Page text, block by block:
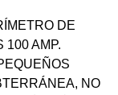
DE
100 AMP.
NO